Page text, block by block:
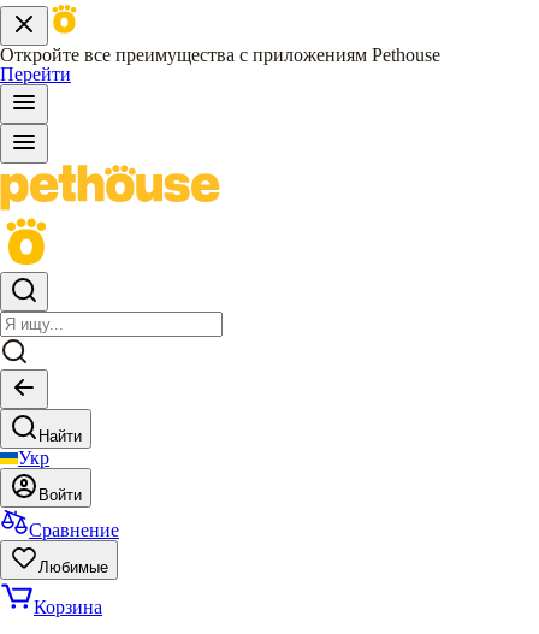
Откройте все преимущества с приложениям Pethouse
Перейти
Найти
Укр
Войти
Сравнение
Любимые
Корзина